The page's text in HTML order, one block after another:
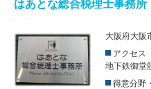
はあとな総合税理士事務所
大阪府大阪
アクセス
地下鉄御堂
得意分野